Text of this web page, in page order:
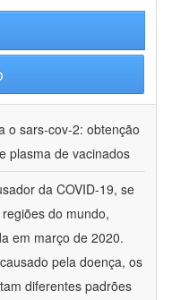
o sars-cov-2: obtenção
plasma de vacinados
da COVID-19, se
do mundo,
em março de 2020.
pela doença, os
diferentes padrões